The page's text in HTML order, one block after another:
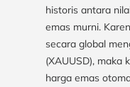
historis antara
emas murni.
secara global
(XAUUSD), maka
harga emas